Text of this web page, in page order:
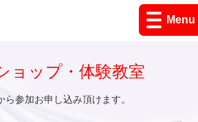
Menu
ョップ・体験教室
ら参加お申し込み頂けます。